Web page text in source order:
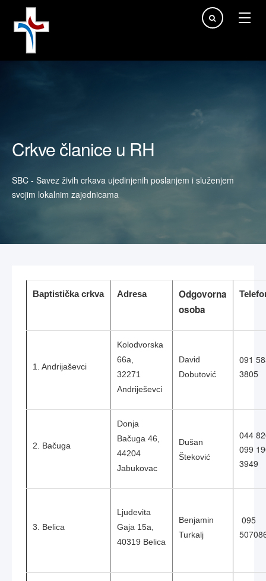
Traži...
Crkve članice u RH
SBC - Savez živih crkava ujedinjenih poslanjem i služenjem
svojim lokalnim zajednicama
Baptistička crkva Adresa
Odgovorna
osoba
1. Andrijaševci
Kolodvorska
66a,
32271
Andriješevci
David
Dobutović
091
3805
2. Bačuga
Donja
Bačuga 46,
44204
Jabukovac
Dušan
Šteković
044
099
3949
3. Belica
Ljudevita
Gaja 15a,
40319 Belica
Benjamin
Turkalj
095